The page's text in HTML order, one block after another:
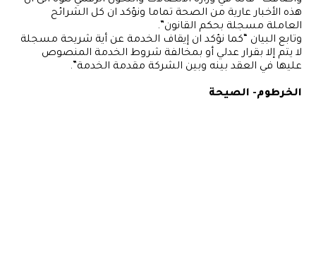
هذه الأخبار عارية من الصحة تماما ونؤكد ان كل الشرائح
العاملة مسجلة بحكم القانون”.
وتابع البيان “كما نؤكد ان إيقاف الخدمة عن أية شريحة مسجلة
لا يتم إلا بقرار عدلي أو بمخالفة شروط الخدمة المنصوص
عليها في العقد بينه وبين الشركة مقدمة الخدمة”.
الخرطوم- الصيحة